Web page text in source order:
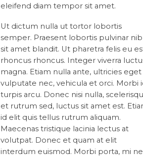
eleifend diam tempor sit amet.
Ut dictum nulla ut tortor lobortis
semper. Praesent lobortis pulvinar
sit amet blandit. Ut pharetra felis eu
rhoncus rhoncus. Integer viverra
magna. Etiam nulla ante, ultricies eget
vulputate nec, vehicula et orci. Morbi
turpis arcu. Donec nisi nulla,
et rutrum sed, luctus sit amet est.
id elit quis tellus rutrum aliquam.
Maecenas tristique lacinia lectus at
volutpat. Donec et quam at elit
interdum euismod. Morbi porta, mi